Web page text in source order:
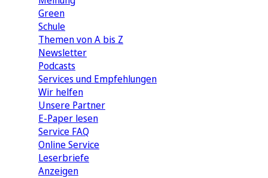
Green
Schule
Themen von A bis Z
Newsletter
Podcasts
Services und Empfehlungen
Wir helfen
Unsere Partner
E-Paper lesen
Service FAQ
Online Service
Leserbriefe
Anzeigen